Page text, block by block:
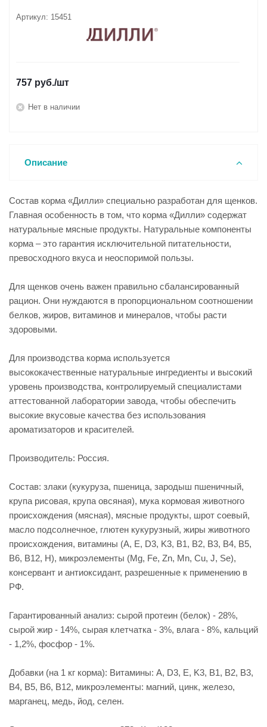
Артикул: 15451
757 руб./шт
Нет в наличии
Описание
Состав корма «Дилли» специально разработан для щенков.
Главная особенность в том, что корма «Дилли» содержат
натуральные мясные продукты. Натуральные компоненты
корма – это гарантия исключительной питательности,
превосходного вкуса и неоспоримой пользы.
Для щенков очень важен правильно сбалансированный
рацион. Они нуждаются в пропорциональном соотношении
белков, жиров, витаминов и минералов, чтобы расти
здоровыми.
Для производства корма используется
высококачественные натуральные ингредиенты и высокий
уровень производства, контролируемый специалистами
аттестованной лаборатории завода, чтобы обеспечить
высокие вкусовые качества без использования
ароматизаторов и красителей.
Производитель: Россия.
Состав: злаки (кукуруза, пшеница, зародыш пшеничный,
крупа рисовая, крупа овсяная), мука кормовая животного
происхождения (мясная), мясные продукты, шрот соевый,
масло подсолнечное, глютен кукурузный, жиры животного
происхождения, витамины (A, E, D3, K3, B1, B2, B3, B4, B5,
B6, B12, H), микроэлементы (Mg, Fe, Zn, Mn, Cu, J, Se),
консервант и антиоксидант, разрешенные к применению в
РФ.
Гарантированный анализ: сырой протеин (белок) - 28%,
сырой жир - 14%, сырая клетчатка - 3%, влага - 8%, кальций
- 1,2%, фосфор - 1%.
Добавки (на 1 кг корма): Витамины: A, D3, E, K3, B1, B2, B3,
B4, B5, B6, B12, микроэлементы: магний, цинк, железо,
марганец, медь, йод, селен.